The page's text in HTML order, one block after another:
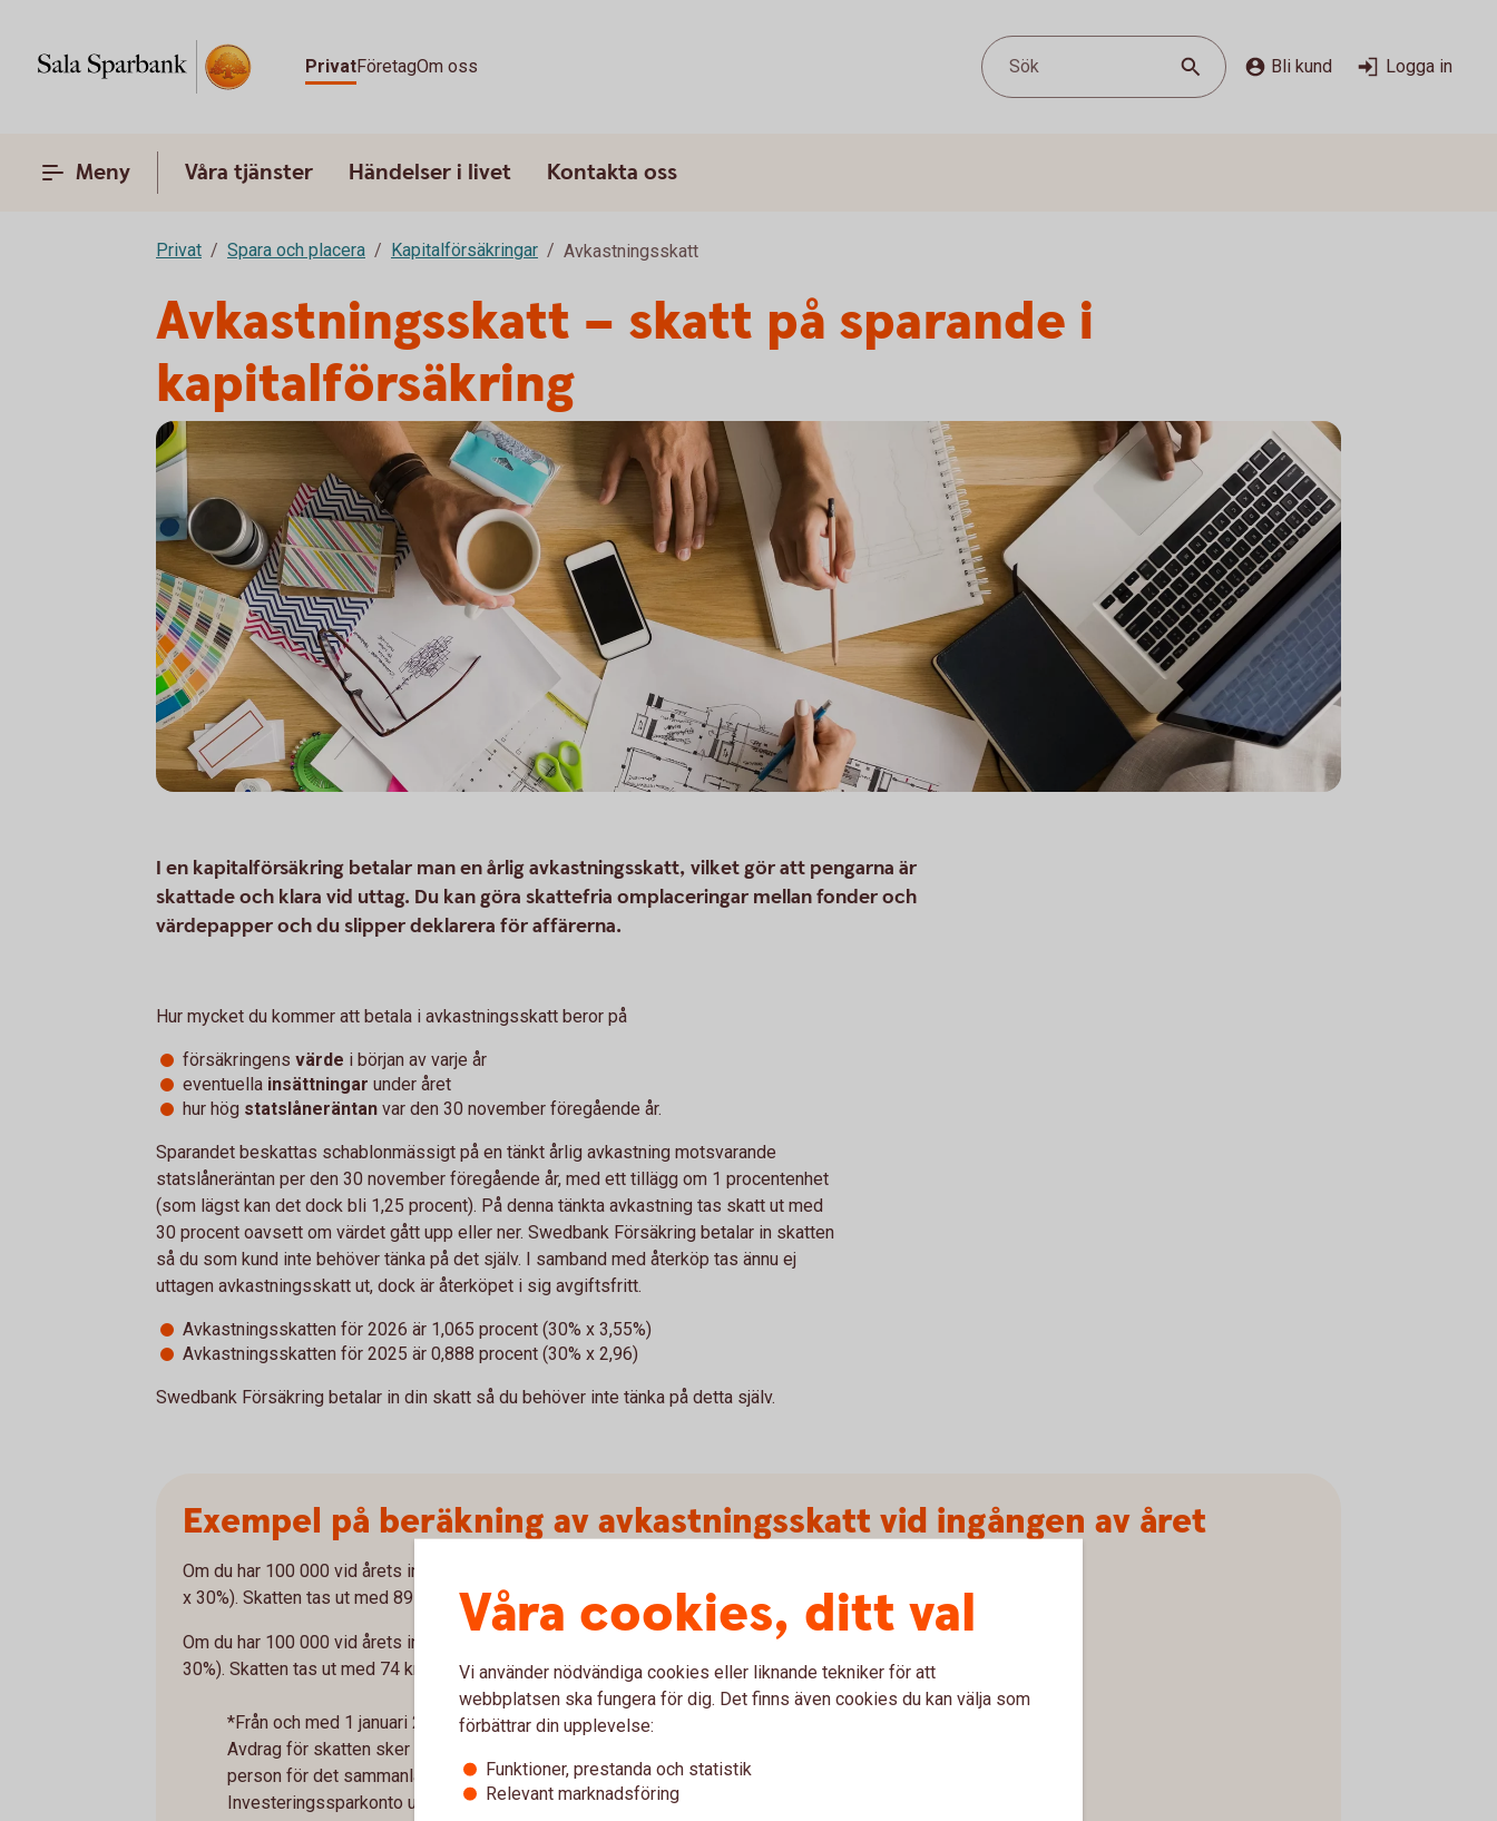
PrivatFöretagOm oss Sök Bli kund Logga in
Meny Våra tjänster Händelser i livet Kontakta oss
Privat Spara och placera Kapitalförsäkringar Avkastningsskatt
Avkastningsskatt – skatt på sparande i
kapitalförsäkring
I en kapitalförsäkring betalar man en årlig avkastningsskatt, vilket gör att pengarna är
skattade och klara vid uttag. Du kan göra skattefria omplaceringar mellan fonder och
värdepapper och du slipper deklarera för affärerna.
Hur mycket du kommer att betala i avkastningsskatt beror på
försäkringens värde i början av varje år
eventuella insättningar under året
hur hög statslåneräntan var den 30 november föregående år.
Sparandet beskattas schablonmässigt på en tänkt årlig avkastning motsvarande
statslåneräntan per den 30 november föregående år, med ett tillägg om 1 procentenhet
(som lägst kan det dock bli 1,25 procent). På denna tänkta avkastning tas skatt ut med
30 procent oavsett om värdet gått upp eller ner. Swedbank Försäkring betalar in skatten
så du som kund inte behöver tänka på det själv. I samband med återköp tas ännu ej
uttagen avkastningsskatt ut, dock är återköpet i sig avgiftsfritt.
Avkastningsskatten för 2026 är 1,065 procent (30% x 3,55%)
Avkastningsskatten för 2025 är 0,888 procent (30% x 2,96)
Swedbank Försäkring betalar in din skatt så du behöver inte tänka på detta själv.
Exempel på beräkning av avkastningsskatt vid ingången av året
Om du har 100 000 vid årets ingång blir skatten 1 065 kronor för 2026*. (100 000 x 3,55%
x 30%). Skatten tas ut med 89 kronor per månad.
Om du har 100 000 vid årets ingång blir skatten 888 kronor för 2025. (100 000 x 2,96% x
30%). Skatten tas ut med 74 kronor per månad.
*Från och med 1 januari 2026 är sparandet skattefritt upp till en grundnivå på 300 000 kr.
Avdrag för skatten sker sedan automatiskt i inkomstdeklarationen. Avdraget gäller per
person för det sammanlagda sparandet i Kapitalförsäkring, PEPP-produkt och
Investeringssparkonto upp till 300 000 kr.
Våra cookies, ditt val
Vi använder nödvändiga cookies eller liknande tekniker för att
webbplatsen ska fungera för dig. Det finns även cookies du kan välja som
förbättrar din upplevelse:
Funktioner, prestanda och statistik
Relevant marknadsföring